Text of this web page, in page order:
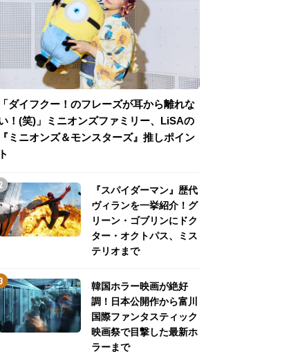
「ダイフクー！のフレーズが耳から離れな
！(笑)」ミニオンズファミリー、LiSAの
『ミニオンズ＆モンスターズ』推しポイン
ト
『スパイダーマン』歴代
ヴィランを一挙紹介！グ
リーン・ゴブリンにドク
ター・オクトパス、ミス
テリオまで
韓国ホラー映画が絶好
調！日本公開作から富川
国際ファンタスティック
映画祭で目撃した最新ホ
ラーまで